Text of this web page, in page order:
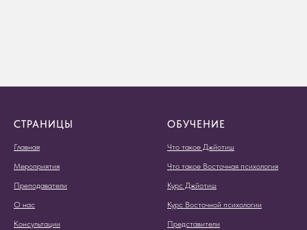
СТРАНИЦЫ
Главная
Мероприятия
Преподаватели
О нас
Консультации
ОБУЧЕНИЕ
Что такое Джйотиш
Что такое Восточная психология
Курс Джйотиш
Курс Восточной психологии
Представители